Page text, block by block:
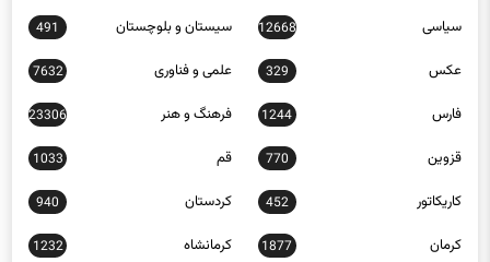
سیاسی 12668 سیستان و بلوچستان 491
عکس 329 علمی و فناوری 7632
فارس 1244 فرهنگ و هنر 23306
قزوین 770 قم 1033
کاریکاتور 452 کردستان 940
کرمان 1877 کرمانشاه 1232